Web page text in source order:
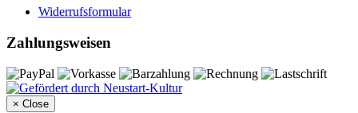
Widerrufsformular
Zahlungsweisen
× Close